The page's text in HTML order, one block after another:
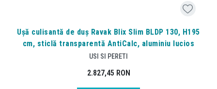
Ușă culisantă de duș Ravak Blix Slim BLDP 130, H195
cm, sticlă transparentă AntiCalc, aluminiu lucios
USI SI PERETI
2.827,45 RON